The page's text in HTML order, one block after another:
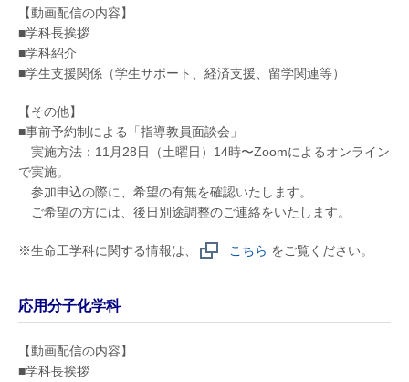
【動画配信の内容】
■学科長挨拶
■学科紹介
■学生支援関係（学生サポート、経済支援、留学関連等）
【その他】
■事前予約制による「指導教員面談会」
実施方法：11月28日（土曜日）14時〜Zoomによるオンライン
で実施。
参加申込の際に、希望の有無を確認いたします。
ご希望の方には、後日別途調整のご連絡をいたします。
※生命工学科に関する情報は、 こちら をご覧ください。
応用分子化学科
【動画配信の内容】
■学科長挨拶